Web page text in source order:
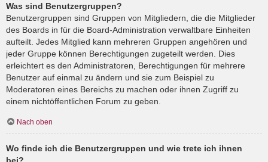
Was sind Benutzergruppen?
Benutzergruppen sind Gruppen von Mitgliedern, die die Mitglieder
des Boards in für die Board-Administration verwaltbare Einheiten
aufteilt. Jedes Mitglied kann mehreren Gruppen angehören und
jeder Gruppe können Berechtigungen zugeteilt werden. Dies
erleichtert es den Administratoren, Berechtigungen für mehrere
Benutzer auf einmal zu ändern und sie zum Beispiel zu
Moderatoren eines Bereichs zu machen oder ihnen Zugriff zu
einem nichtöffentlichen Forum zu geben.
Nach oben
Wo finde ich die Benutzergruppen und wie trete ich ihnen